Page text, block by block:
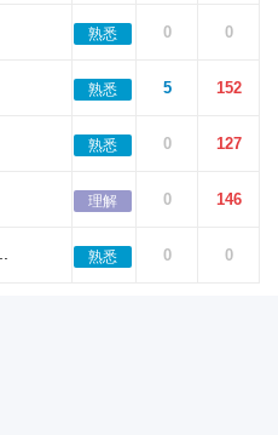
熟悉 0 0
熟悉 5 152
熟悉 0 127
理解 0 146
熟悉 0 0